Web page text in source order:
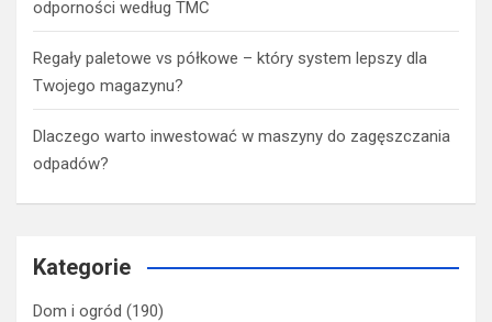
odporności według TMC
Regały paletowe vs półkowe – który system lepszy dla
Twojego magazynu?
Dlaczego warto inwestować w maszyny do zagęszczania
odpadów?
Kategorie
Dom i ogród (190)